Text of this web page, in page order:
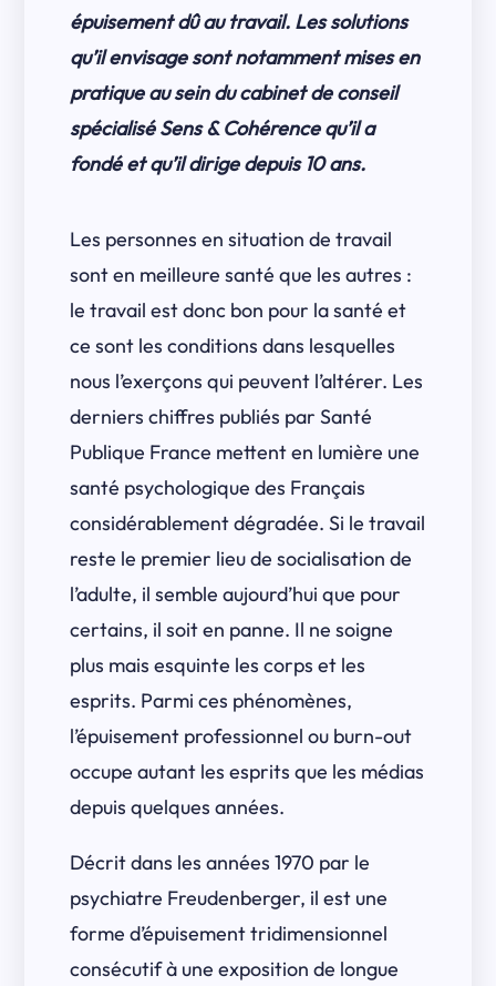
épuisement dû au travail. Les solutions
qu’il envisage sont notamment mises en
pratique au sein du cabinet de conseil
spécialisé Sens & Cohérence qu’il a
fondé et qu’il dirige depuis 10 ans.
Les personnes en situation de travail
sont en meilleure santé que les autres :
le travail est donc bon pour la santé et
ce sont les conditions dans lesquelles
nous l’exerçons qui peuvent l’altérer. Les
derniers chiffres publiés par Santé
Publique France mettent en lumière une
santé psychologique des Français
considérablement dégradée. Si le travail
reste le premier lieu de socialisation de
l’adulte, il semble aujourd’hui que pour
certains, il soit en panne. Il ne soigne
plus mais esquinte les corps et les
esprits. Parmi ces phénomènes,
l’épuisement professionnel ou burn-out
occupe autant les esprits que les médias
depuis quelques années.
Décrit dans les années 1970 par le
psychiatre Freudenberger, il est une
forme d’épuisement tridimensionnel
consécutif à une exposition de longue